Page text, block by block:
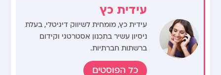
עידית כץ
עידית כץ, מומחית לשיווק דיגיטלי, בעלת
ניסיון עשיר בתכנון אסטרטגי וקידום
ברשתות חברתיות.
כל הפוסטים